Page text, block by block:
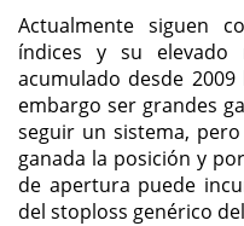
Actualmente siguen
índices y su elevado
acumulado desde
embargo ser grandes
seguir un sistema,
ganada la posición y
de apertura puede
del stoploss genérico